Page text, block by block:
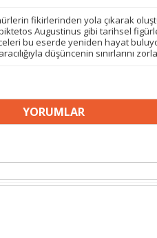
fikirlerinden yola çıkarak
Augustinus gibi tarihsel
bu eserde yeniden hayat
düşüncenin sınırlarını
YORUMLAR